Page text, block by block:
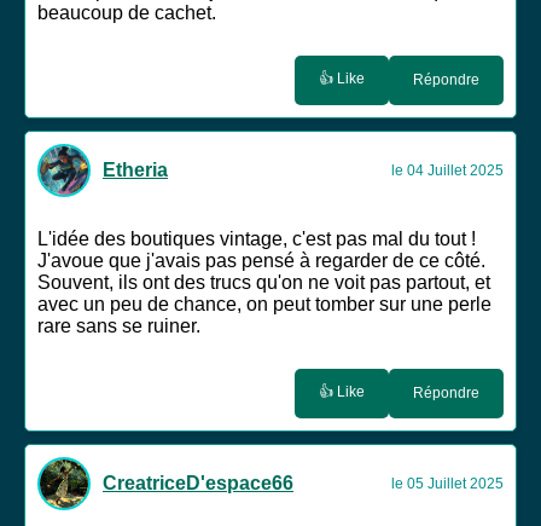
beaucoup de cachet.
👍 Like Répondre
Etheria le 04 Juillet 2025
L'idée des boutiques vintage, c'est pas mal du tout !
J'avoue que j'avais pas pensé à regarder de ce côté.
Souvent, ils ont des trucs qu'on ne voit pas partout, et
avec un peu de chance, on peut tomber sur une perle
rare sans se ruiner.
👍 Like Répondre
CreatriceD'espace66 le 05 Juillet 2025